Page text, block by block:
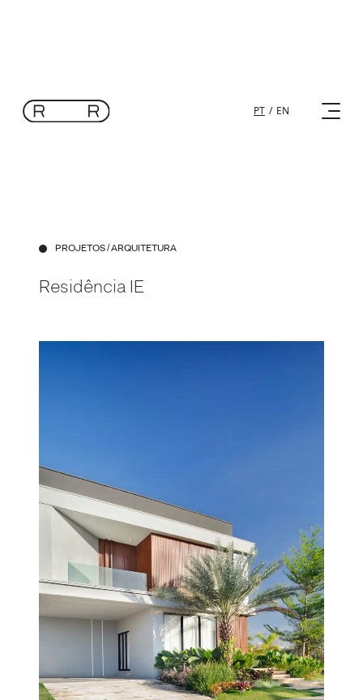
PT / EN
PROJETOS/ ARQUITETURA
Residência IE